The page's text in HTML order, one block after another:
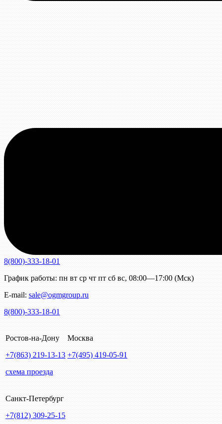
8(800)-333-18-01
График работы: пн вт ср чт пт сб вс, 08:00—17:00 (Мск)
E-mail: sale@ogmgroup.ru
8(800)-333-18-01
Ростов-на-Дону
+7(863) 219-13-13
схема проезда
Москва
+7(495) 419-05-91
Санкт-Петербург
+7(812) 309-25-15